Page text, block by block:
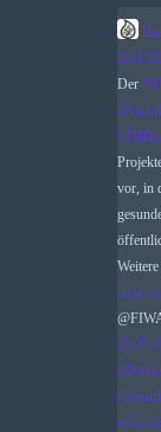
Der #
#
#
vor, in
civic-
#IoT #
#
#
#